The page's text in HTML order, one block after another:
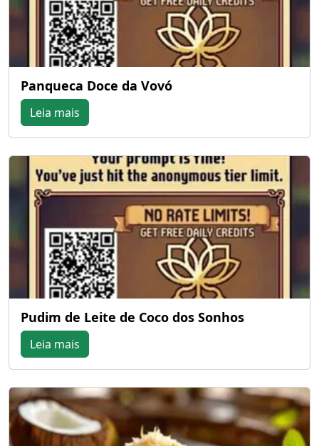
Panqueca Doce da Vovó
Leia mais
Pudim de Leite de Coco dos Sonhos
Leia mais